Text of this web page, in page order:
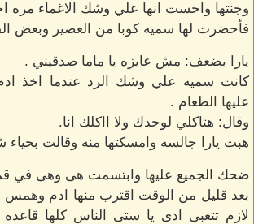
وجنتها واحست انها علي وشك الاغماء مره
فأحضرت لها سميه كوبا من العصير وبعض
يارا بضعف: مش عايزه يا ماما صدقيني .
كانت سميه علي وشك الرد عندما اخذ ادم
عليها الطعام .
وقال: هتاكلي لوحدك ولا ااكلك انا.
هبت يارا جالسه وامسكتها منه وقالت بحياء
ضحك الجميع عليها وابتسمت هى وهى في
بعد قليل من الوقت اقترب منها ادم وهمس
لازم تتعبى ادى يا ستى الناس كلها